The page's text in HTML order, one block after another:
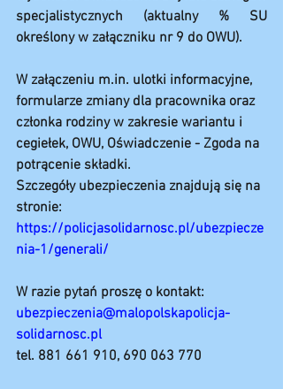
specjalistycznych (aktualny % SU
określony w załączniku nr 9 do OWU).
W załączeniu m.in. ulotki informacyjne,
formularze zmiany dla pracownika oraz
członka rodziny w zakresie wariantu i
cegiełek, OWU, Oświadczenie - Zgoda na
potrącenie składki.
Szczegóły ubezpieczenia znajdują się na
stronie:
https://policjasolidarnosc.pl/ubezpiecze
nia-1/generali/
W razie pytań proszę o kontakt:
ubezpieczenia@malopolskapolicja-
solidarnosc.pl
tel. 881 661 910, 690 063 770